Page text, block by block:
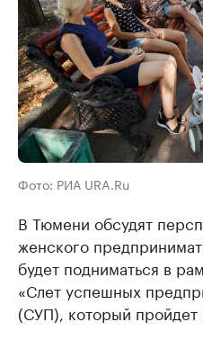
Фото: РИА URA.Ru
В Тюмени обсудят
женского
будет подниматься в
«Слет успешных
(СУП), который пройдет